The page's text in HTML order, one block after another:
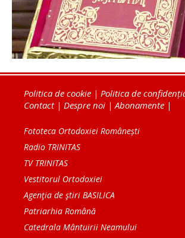
Politica de cookie | Politica de
Contact| Despre noi | Abonamente |
Fototeca Ortodoxiei Românești
Radio TRINITAS
TV TRINITAS
Vestitorul Ortodoxiei
Agenţia de ştiri BASILICA
Patriarhia Română
Catedrala Mântuirii Neamului